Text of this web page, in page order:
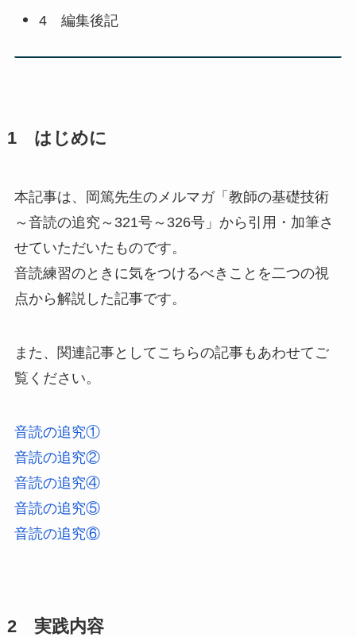
4 編集後記
1 はじめに
本記事は、岡篤先生のメルマガ「教師の基礎技術
～音読の追究～321号～326号」から引用・加筆さ
せていただいたものです。
音読練習のときに気をつけるべきことを二つの視
点から解説した記事です。
また、関連記事としてこちらの記事もあわせてご
覧ください。
音読の追究①
音読の追究②
音読の追究④
音読の追究⑤
音読の追究⑥
2 実践内容